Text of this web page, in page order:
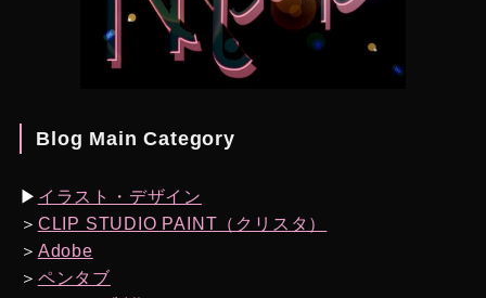
Blog Main Category
▶︎ イラスト・デザイン
＞ CLIP STUDIO PAINT（クリスタ）
＞ Adobe
＞ ペンタブ